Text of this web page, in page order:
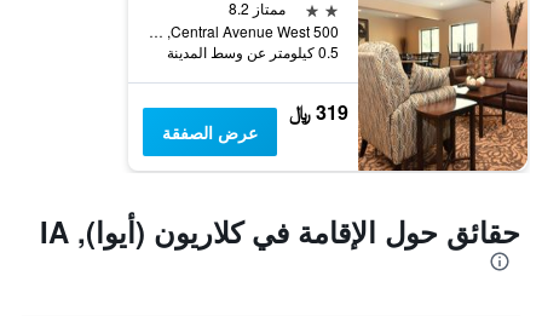
2 نجمتين
ممتاز 8.2
500 Central Avenue West, كلاريون (أيوا), IA, الولايات المتحدة الأميريكية
0.5 كيلومتر عن وسط المدينة
319 ﷼
عرض الصفقة
حقائق حول الإقامة في كلاريون (أيوا), IA